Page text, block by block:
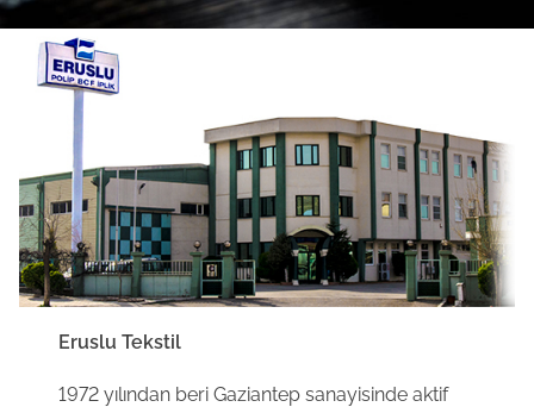
Eruslu Tekstil
1972 yılından beri Gaziantep sanayisinde aktif